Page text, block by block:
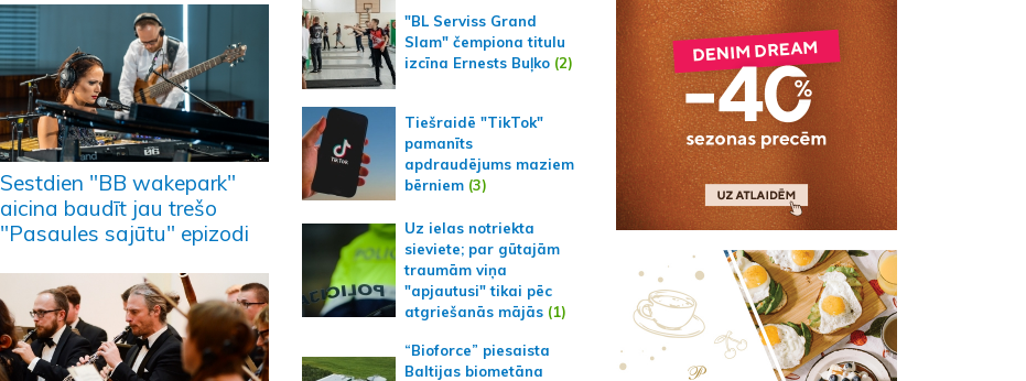
Sestdien "BB wakepark"
aicina baudīt jau trešo
"Pasaules sajūtu" epizodi
"BL Serviss Grand
Slam" čempiona titulu
izcīna Ernests Buļko (2)
Tiešraidē "TikTok"
pamanīts
apdraudējums maziem
bērniem (3)
Uz ielas notriekta
sieviete; par gūtajām
traumām viņa
"apjautusi" tikai pēc
atgriešanās mājās (1)
“Bioforce” piesaista
Baltijas biometāna